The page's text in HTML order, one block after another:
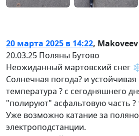
20 марта 2025 в 14:22,
20.03.25 Поляны Бутово
Неожиданный мартовский снег
Солнечная погода? и
температура ? с сегодняшнего
"полируют" асфальтовую часть ?
Уже возможно катание за
электроподстанции.